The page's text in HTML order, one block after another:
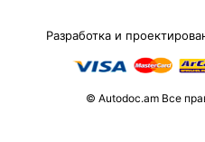
Разработка и
© Autodoc.am Все